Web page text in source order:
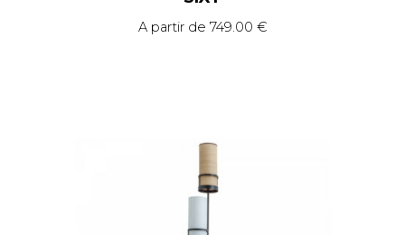
A partir de 749.00 €